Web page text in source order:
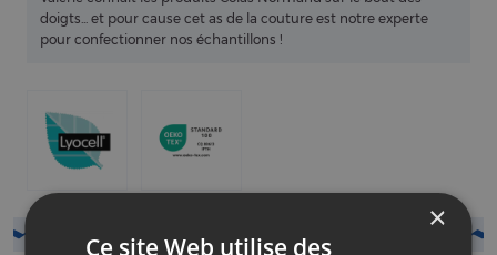
doigts... et pour cause cet as de la couture est notre experte
pour confectionner nos échantillons !
Caractéristiques